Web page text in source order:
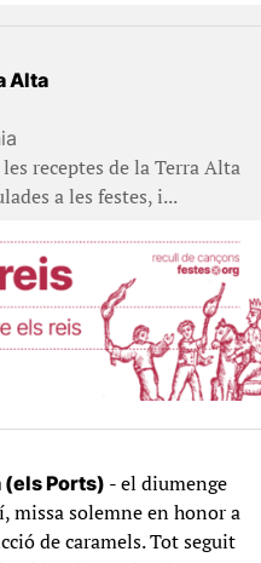
Alta
receptes de la Terra Alta
a les festes, i...
(els Ports) - el diumenge
missa solemne en honor a
de caramels. Tot seguit